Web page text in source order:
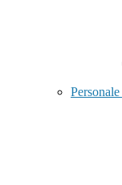
Personale